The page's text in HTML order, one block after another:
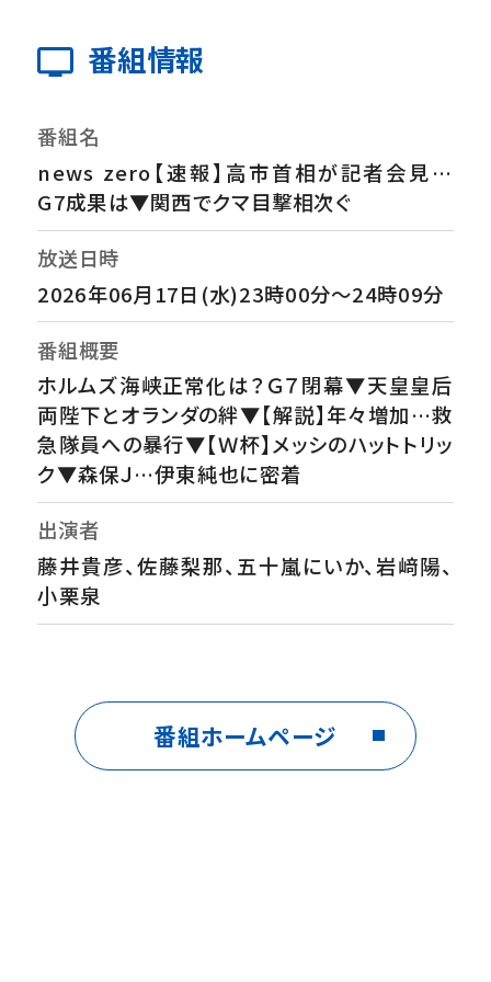
番組情報
番組名
news zero【速報】高市首相が記者会見…
G7成果は▼関西でクマ目撃相次ぐ
放送日時
2026年06月17日(水)23時00分～24時09分
番組概要
ホルムズ海峡正常化は？Ｇ７閉幕▼天皇皇后
両陛下とオランダの絆▼【解説】年々増加…救
急隊員への暴行▼【Ｗ杯】メッシのハットトリッ
ク▼森保Ｊ…伊東純也に密着
出演者
藤井貴彦、佐藤梨那、五十嵐にいか、岩﨑陽、
小栗泉
番組ホームページ